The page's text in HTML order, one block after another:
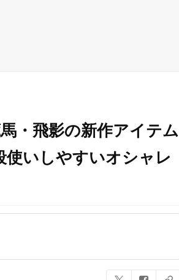
・飛影の新作アイテム
いしやすいオシャレ